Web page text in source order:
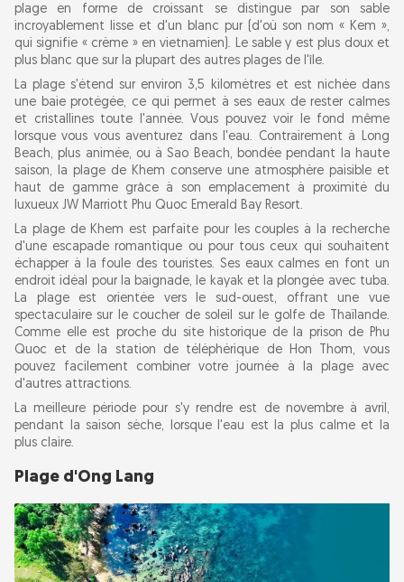
plage en forme de croissant se distingue par son sable
incroyablement lisse et d'un blanc pur (d'où son nom « Kem »,
qui signifie « crème » en vietnamien). Le sable y est plus doux et
plus blanc que sur la plupart des autres plages de l'île.
La plage s'étend sur environ 3,5 kilomètres et est nichée dans
une baie protégée, ce qui permet à ses eaux de rester calmes
et cristallines toute l'année. Vous pouvez voir le fond même
lorsque vous vous aventurez dans l'eau. Contrairement à Long
Beach, plus animée, ou à Sao Beach, bondée pendant la haute
saison, la plage de Khem conserve une atmosphère paisible et
haut de gamme grâce à son emplacement à proximité du
luxueux JW Marriott Phu Quoc Emerald Bay Resort.
La plage de Khem est parfaite pour les couples à la recherche
d'une escapade romantique ou pour tous ceux qui souhaitent
échapper à la foule des touristes. Ses eaux calmes en font un
endroit idéal pour la baignade, le kayak et la plongée avec tuba.
La plage est orientée vers le sud-ouest, offrant une vue
spectaculaire sur le coucher de soleil sur le golfe de Thaïlande.
Comme elle est proche du site historique de la prison de Phu
Quoc et de la station de téléphérique de Hon Thom, vous
pouvez facilement combiner votre journée à la plage avec
d'autres attractions.
La meilleure période pour s'y rendre est de novembre à avril,
pendant la saison sèche, lorsque l'eau est la plus calme et la
plus claire.
Plage d'Ong Lang